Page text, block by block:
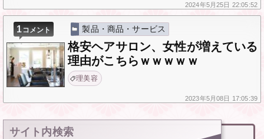
2024年5月25日 22:05:52
1コメント 製品・商品・サービス
格安ヘアサロン、女性が増えている
理由がこちらｗｗｗｗｗ
理美容
2023年5月08日 17:05:39
サイト内検索